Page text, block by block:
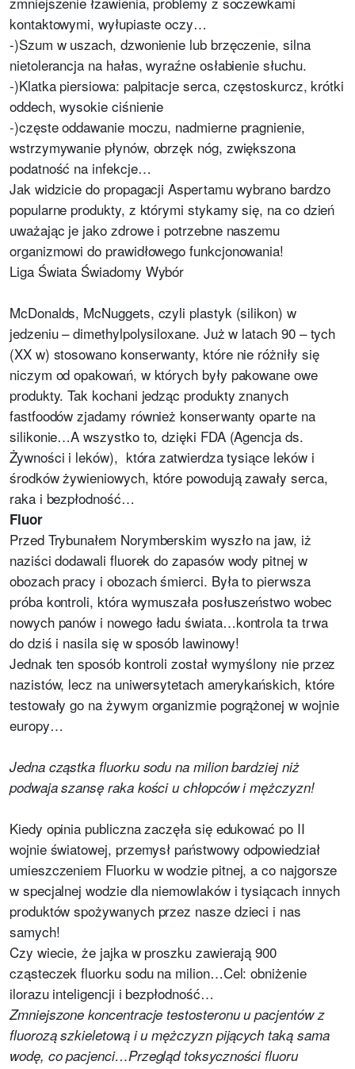
kontaktowymi, wyłupiaste oczy…
-)Szum w uszach, dzwonienie lub brzęczenie, silna
nietolerancja na hałas, wyraźne osłabienie słuchu.
-)Klatka piersiowa: palpitacje serca, częstoskurcz, krótki
oddech, wysokie ciśnienie
-)częste oddawanie moczu, nadmierne pragnienie,
wstrzymywanie płynów, obrzęk nóg, zwiększona
podatność na infekcje…
Jak widzicie do propagacji Aspertamu wybrano bardzo
popularne produkty, z którymi stykamy się, na co dzień
uważając je jako zdrowe i potrzebne naszemu
organizmowi do prawidłowego funkcjonowania!
Liga Świata Świadomy Wybór
McDonalds, McNuggets, czyli plastyk (silikon) w
jedzeniu – dimethylpolysiloxane. Już w latach 90 – tych
(XX w) stosowano konserwanty, które nie różniły się
niczym od opakowań, w których były pakowane owe
produkty. Tak kochani jedząc produkty znanych
fastfoodów zjadamy również konserwanty oparte na
silikonie…A wszystko to, dzięki FDA (Agencja ds.
Żywności i leków), która zatwierdza tysiące leków i
środków żywieniowych, które powodują zawały serca,
raka i bezpłodność…
Fluor
Przed Trybunałem Norymberskim wyszło na jaw, iż
naziści dodawali fluorek do zapasów wody pitnej w
obozach pracy i obozach śmierci. Była to pierwsza
próba kontroli, która wymuszała posłuszeństwo wobec
nowych panów i nowego ładu świata…kontrola ta trwa
do dziś i nasila się w sposób lawinowy!
Jednak ten sposób kontroli został wymyślony nie przez
nazistów, lecz na uniwersytetach amerykańskich, które
testowały go na żywym organizmie pogrążonej w wojnie
europy…
Jedna cząstka fluorku sodu na milion bardziej niż
podwaja szansę raka kości u chłopców i mężczyzn!
Kiedy opinia publiczna zaczęła się edukować po II
wojnie światowej, przemysł państwowy odpowiedział
umieszczeniem Fluorku w wodzie pitnej, a co najgorsze
w specjalnej wodzie dla niemowlaków i tysiącach innych
produktów spożywanych przez nasze dzieci i nas
samych!
Czy wiecie, że jajka w proszku zawierają 900
cząsteczek fluorku sodu na milion…Cel: obniżenie
ilorazu inteligencji i bezpłodność…
Zmniejszone koncentracje testosteronu u pacjentów z
fluorozą szkieletową i u mężczyzn pijących taką sama
wodę, co pacjenci…Przegląd toksyczności fluoru